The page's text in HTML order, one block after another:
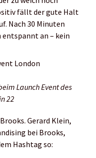
fällt der gute Halt
Nach 30 Minuten
entspannt an – kein
Launch Event des
22
Gerard Klein,
bei Brooks,
Hashtag so: